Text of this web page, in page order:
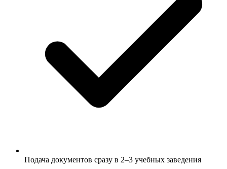
Подача документов сразу в 2–3 учебных заведения